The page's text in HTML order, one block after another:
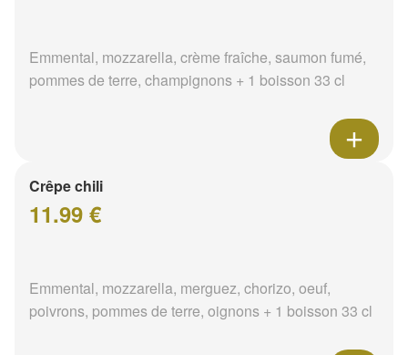
Emmental, mozzarella, crème fraîche, saumon fumé,
pommes de terre, champignons + 1 boisson 33 cl
Crêpe chili
11.99 €
Emmental, mozzarella, merguez, chorizo, oeuf,
poivrons, pommes de terre, oignons + 1 boisson 33 cl